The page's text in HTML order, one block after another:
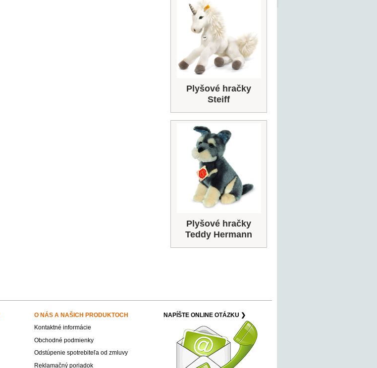
Plyšové hračky
Steiff
Plyšové hračky
Teddy Hermann
O NÁS A NAŠICH PRODUKTOCH
NAPÍŠTE ONLINE OTÁZKU ❯
Kontaktné informácie
Obchodné podmienky
Odstúpenie spotrebiteľa od zmluvy
Reklamačný poriadok